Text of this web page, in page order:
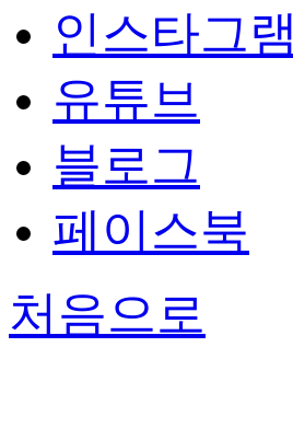
인스타그램
유튜브
블로그
페이스북
처음으로